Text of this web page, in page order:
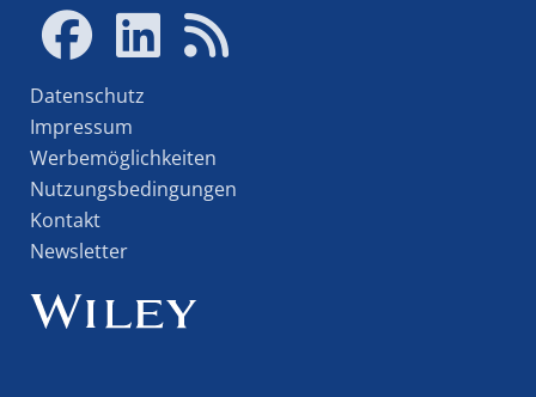
Datenschutz
Impressum
Werbemöglichkeiten
Nutzungsbedingungen
Kontakt
Newsletter